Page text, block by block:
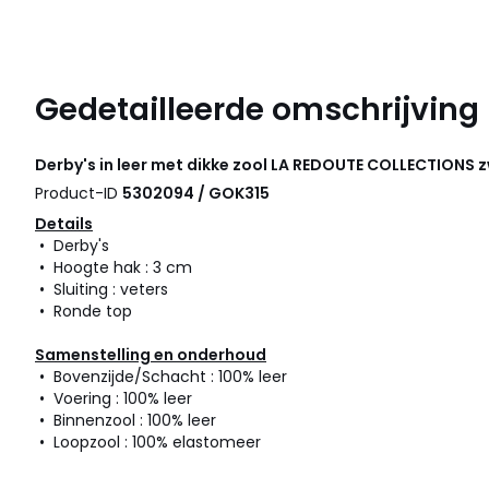
Gedetailleerde omschrijving
Derby's in leer met dikke zool LA REDOUTE COLLECTIONS
Product-ID 5302094 / GOK315
Details
• Derby's
• Hoogte hak : 3 cm
• Sluiting : veters
• Ronde top
Samenstelling en onderhoud
• Bovenzijde/Schacht : 100% leer
• Voering : 100% leer
• Binnenzool : 100% leer
• Loopzool : 100% elastomeer